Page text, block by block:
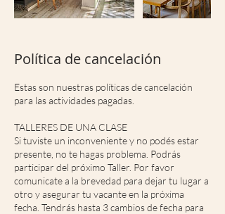
Política de cancelación
Estas son nuestras políticas de cancelación
para las actividades pagadas.
TALLERES DE UNA CLASE
Si tuviste un inconveniente y no podés estar
presente, no te hagas problema. Podrás
participar del próximo Taller. Por favor
comunicate a la brevedad para dejar tu lugar a
otro y asegurar tu vacante en la próxima
fecha. Tendrás hasta 3 cambios de fecha para